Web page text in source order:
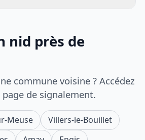
nid près de
commune voisine ? Accédez
de signalement.
Meuse
Villers-le-Bouillet